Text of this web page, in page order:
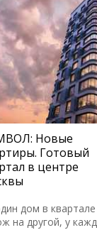
Новые
Готовый
в центре
дом в
на другой, у